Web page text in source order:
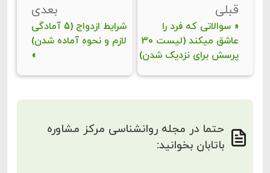
قبلی
« سوالاتی که فرد را
عاشق میکند (لیست 30
پرسش برای نزدیک شدن)
بعدی
شرایط ازدواج (5 آمادگی
لازم و نحوه آماده شدن)
»
حتما در مجله روانشناسی مرکز مشاوره
باتابان بخوانید: